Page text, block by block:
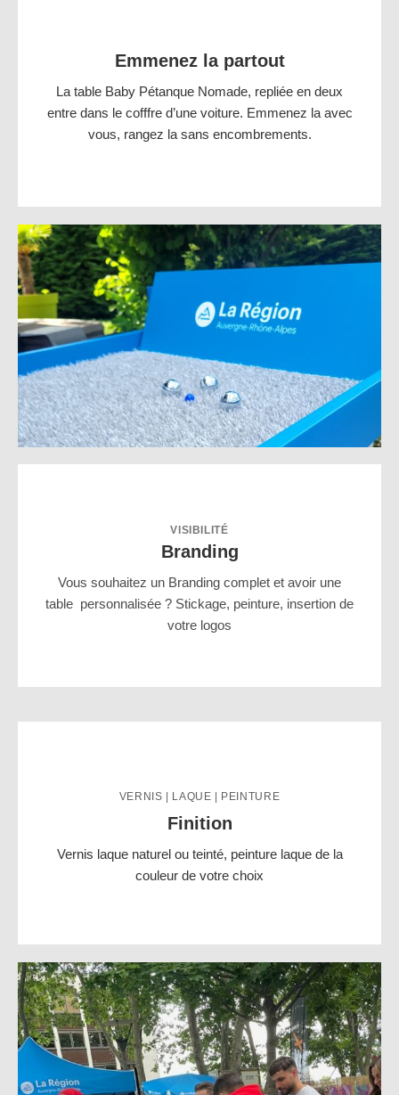
Emmenez la partout
La table Baby Pétanque Nomade, repliée en deux
entre dans le cofffre d’une voiture. Emmenez la avec
vous, rangez la sans encombrements.
VISIBILITÉ
Branding
Vous souhaitez un Branding complet et avoir une
table personnalisée ? Stickage, peinture, insertion de
votre logos
VERNIS | LAQUE | PEINTURE
Finition
Vernis laque naturel ou teinté, peinture laque de la
couleur de votre choix